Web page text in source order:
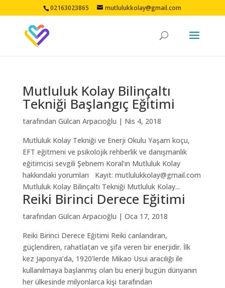
02163023865 mutlulukkolay@gmail.com
Mutluluk Kolay Bilinçaltı
Tekniği Başlangıç Eğitimi
tarafından Gülcan Arpacıoğlu | Nis 4, 2018
Mutluluk Kolay Tekniği ve Enerji Okulu Yaşam koçu,
EFT eğitmeni ve psikolojik rehberlik ve danışmanlık
eğitimcisi sevgili Şebnem Koral’ın Mutluluk Kolay
hakkındaki yorumları Kayıt: mutlulukkolay@gmail.com
Mutluluk Kolay Bilinçaltı Tekniği Mutluluk Kolay...
Reiki Birinci Derece Eğitimi
tarafından Gülcan Arpacıoğlu | Oca 17, 2018
Reiki Birinci Derece Eğitimi Reiki canlandıran,
güçlendiren, rahatlatan ve şifa veren bir enerjidir. İlk
kez Japonya’da, 1920’lerde Mikao Usui aracılığı ile
kullanılmaya başlanmış olan bu enerji bugün dünyanın
her ülkesinde milyonlarca kişi tarafından